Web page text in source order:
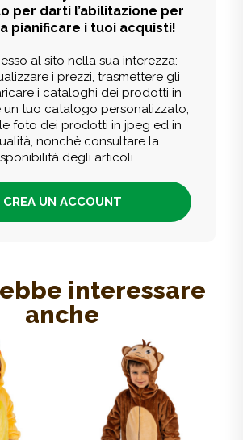
per darti l’abilitazione per
pianificare i tuoi acquisti!
al sito nella sua interezza:
i prezzi, trasmettere gli
i cataloghi dei prodotti in
un tuo catalogo personalizzato,
foto dei prodotti in jpeg ed in
nonchè consultare la
degli articoli.
CREA UN ACCOUNT
interessare
anche